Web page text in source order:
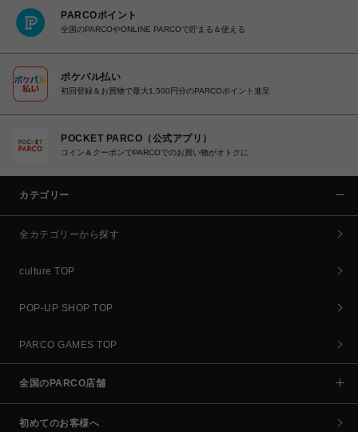
PARCOポイント
全国のPARCOやONLINE PARCOで貯まる＆使える
ポケパル払い
初回登録＆お買物で最大1,500円分のPARCOポイント進呈
POCKET PARCO（公式アプリ）
コイン＆クーポンでPARCOでのお買い物がオトクに
カテゴリー
全カテゴリーから探す
culture TOP
POP-UP SHOP TOP
PARCO GAMES TOP
全国のPARCO店舗
初めてのお客様へ